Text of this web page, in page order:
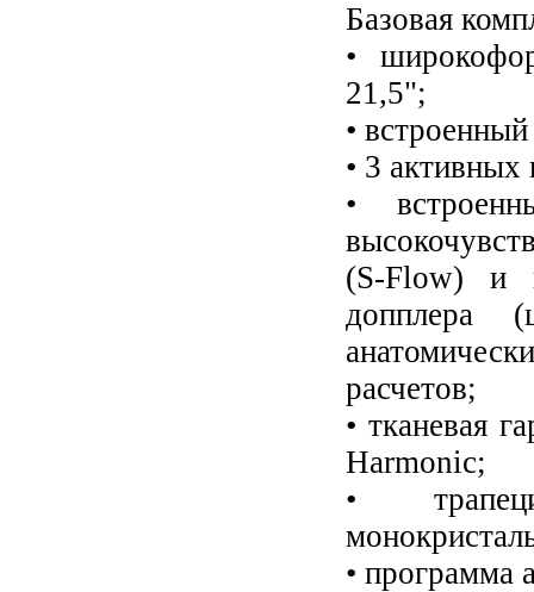
Базовая
•
21,5";
•
• 3 активных
•
(S-Flow) и
допплера
расчетов;
• тканевая
Harmonic;
•
• программа